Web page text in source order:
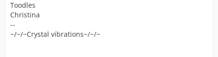
Toodles
Christina
--
~/~/~Crystal vibrations~/~/~